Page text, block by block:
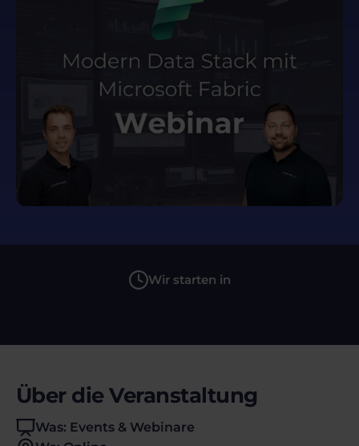
Wir starten in
Über die Veranstaltung
Was: Events & Webinare